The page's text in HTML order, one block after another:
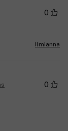
0
Ilmianna
0